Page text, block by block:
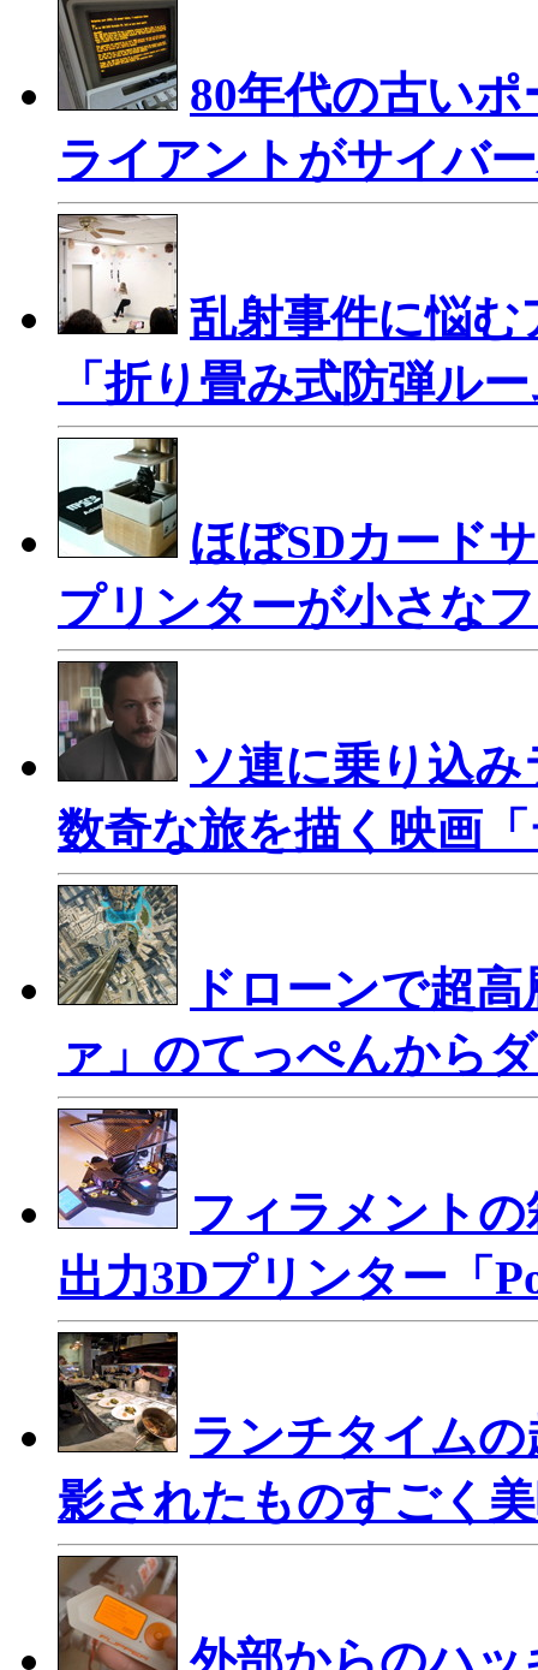
80年代の古い
ライアントがサイバ
乱射事件に悩
「折り畳み式防弾ル
ほぼSDカード
プリンターが小さな
ソ連に乗り込
数奇な旅を描く映画
ドローンで超
ァ」のてっぺんから
フィラメント
出力3Dプリンター「
ランチタイム
影されたものすごく